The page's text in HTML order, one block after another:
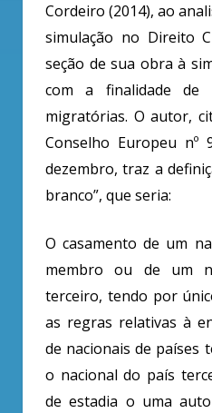
Cordeiro (2014), ao
simulação no Direito
seção de sua obra à
com a finalidade de
migratórias. O autor,
Conselho Europeu nº
dezembro, traz a
branco”, que seria:
O casamento de um
membro ou de um
terceiro, tendo por
as regras relativas à
de nacionais de países
o nacional do país
de estadia o uma